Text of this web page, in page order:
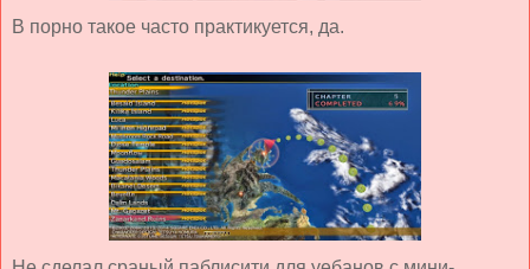
В порно такое часто практикуется, да.